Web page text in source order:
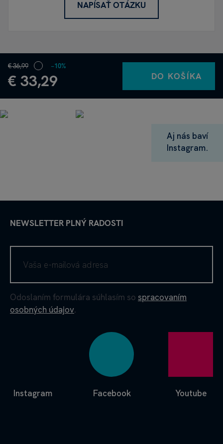
NAPÍSAŤ OTÁZKU
€ 36,99
€ 33,29
−10%
DO KOŠÍKA
Aj nás baví
Instagram.
NEWSLETTER PLNÝ RADOSTI
Odoslaním formulára súhlasím so spracovaním
osobných údajov.
Facebook
Instagram Youtube